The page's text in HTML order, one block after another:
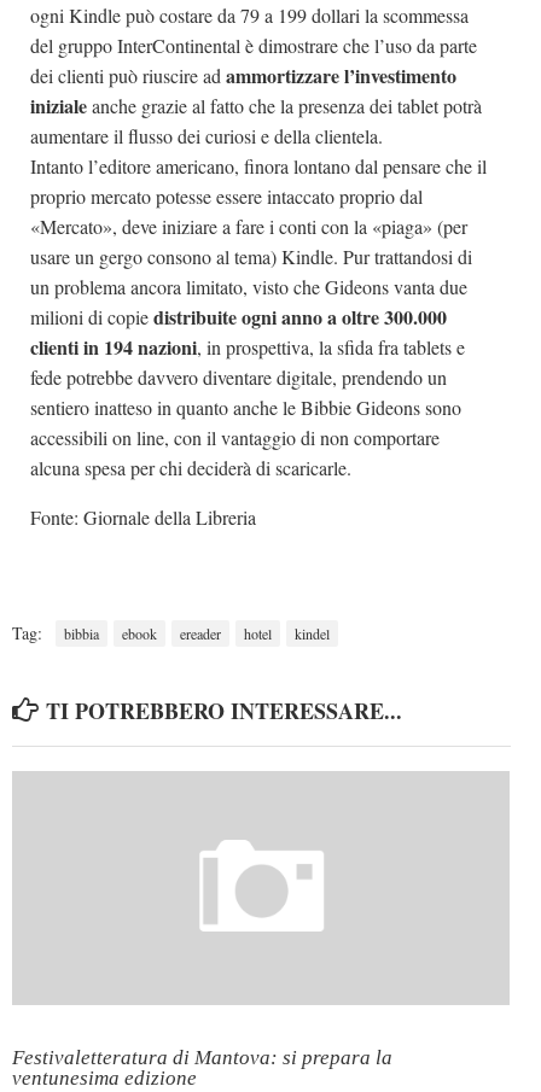
ogni Kindle può costare da 79 a 199 dollari la scommessa
del gruppo InterContinental è dimostrare che l’uso da parte
dei clienti può riuscire ad ammortizzare l’investimento
inizialeanche grazie al fatto che la presenza dei tablet potrà
aumentare il flusso dei curiosi e della clientela.
Intanto l’editore americano, finora lontano dal pensare che il
proprio mercato potesse essere intaccato proprio dal
«Mercato», deve iniziare a fare i conti con la «piaga» (per
usare un gergo consono al tema) Kindle. Pur trattandosi di
un problema ancora limitato, visto che Gideons vanta due
milioni di copiedistribuite ogni anno a oltre 300.000
clienti in 194 nazioni, in prospettiva, la sfida fra tablets e
fede potrebbe davvero diventare digitale, prendendo un
sentiero inatteso in quanto anche le Bibbie Gideons sono
accessibili on line, con il vantaggio di non comportare
alcuna spesa per chi deciderà di scaricarle.
Fonte: Giornale della Libreria
Tag: bibbia ebook ereader hotel kindel
TI POTREBBERO INTERESSARE...
Festivaletteratura di Mantova: si prepara la
ventunesima edizione